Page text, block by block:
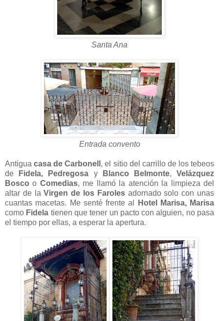
Santa Ana
Entrada convento
Antiguacasa de Carbonell , el sitio del carrillo de los tebeos
de
Fidela, Pedregosa y Blanco Belmonte,Velázquez
Bosco o Comedias, me llamó la atención la limpieza del
altar de laVirgen de los Farolesadornado solo con unas
cuantas macetas. Me senté frente al
Hotel Marisa, Marisa
como Fidela tienen que tener un pacto con alguien, no pasa
el tiempo por ellas, a esperar la apertura.